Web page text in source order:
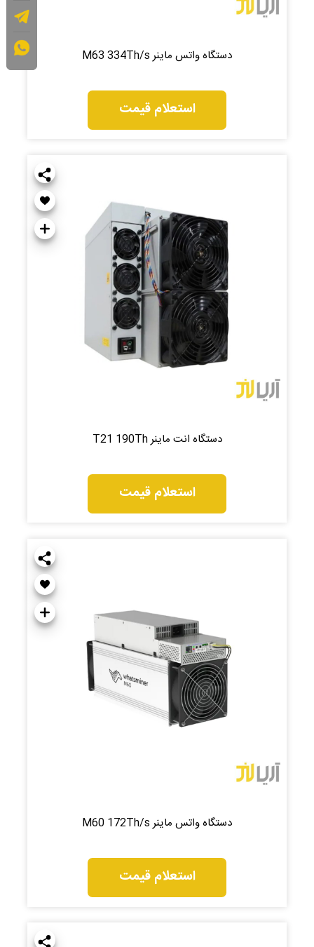
دستگاه واتس ماینر M63 334Th/s
استعلام قیمت
دستگاه انت ماینر T21 190Th
استعلام قیمت
دستگاه واتس ماینر M60 172Th/s
استعلام قیمت